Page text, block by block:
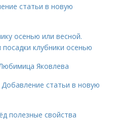
статьи в новую
осенью или весной.
клубники осенью
Яковлева
Добавление статьи в новую
полезные свойства